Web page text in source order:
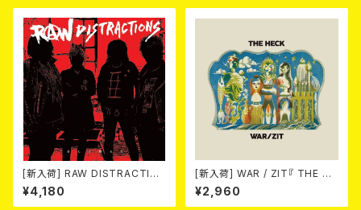
[新入荷] RAW DISTRACTIO
NS / 奇しく燃える (LP)
¥4,180
[新入荷] WAR / ZIT『 THE HE
CK( 12") 』
¥2,960